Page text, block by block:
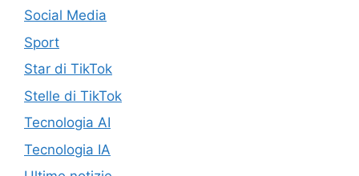
Social Media
Sport
Star di TikTok
Stelle di TikTok
Tecnologia AI
Tecnologia IA